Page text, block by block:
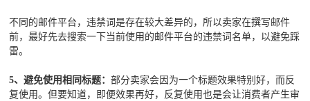
不同的邮件平台，违禁词是存在较大差异的，所以卖家在撰写邮件
前，最好先去搜索一下当前使用的邮件平台的违禁词名单，以避免踩
雷。
5、避免使用相同标题：部分卖家会因为一个标题效果特别好，而反
复使用。但要知道，即便效果再好，反复使用也是会让消费者产生审